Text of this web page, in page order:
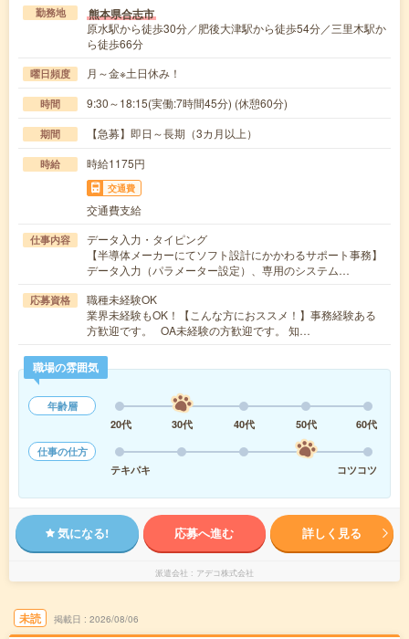
勤務地 熊本県合志市
原水駅から徒歩30分／肥後大津駅から徒歩54分／三里木駅か
ら徒歩66分
曜日頻度 月～金※土日休み！
時間 9:30～18:15(実働:7時間45分) (休憩60分)
期間 【急募】即日～長期（3カ月以上）
時給 時給1175円
交通費
交通費支給
仕事内容
データ入力・タイピング
【半導体メーカーにてソフト設計にかかわるサポート事務】
データ入力（パラメーター設定）、専用のシステム…
応募資格
職種未経験OK
業界未経験もOK！【こんな方におススメ！】事務経験ある
方歓迎です。 OA未経験の方歓迎です。 知…
職場の雰囲気
年齢層
20代
30代 40代 50代
60代
仕事の仕方
テキパキ
コツコツ
気になる! 応募へ進む 詳しく見る
派遣会社 アデコ株式会社
未読 掲載日 2026/08/06